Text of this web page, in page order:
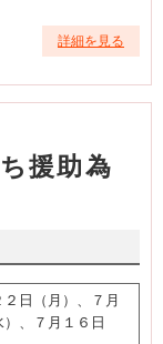
詳細を見る
援助為
日（月）、７月
、７月１６日